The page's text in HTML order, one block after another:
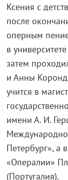
Ксения с
после
оперным
в
затем
и Анны
учится в
имени А. И.
Петербург», а
«Опералии»
(Португалия).